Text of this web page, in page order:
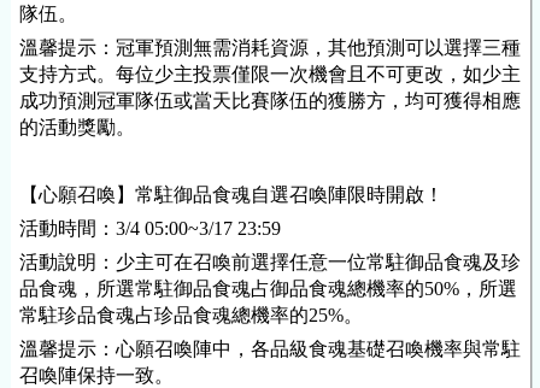
隊伍。
溫馨提示：冠軍預測無需消耗資源，其他預測可以選擇三種
支持方式。每位少主投票僅限一次機會且不可更改，如少主
成功預測冠軍隊伍或當天比賽隊伍的獲勝方，均可獲得相應
的活動獎勵。
【心願召喚】常駐御品食魂自選召喚陣限時開啟！
活動時間：3/4 05:00~3/17 23:59
活動說明：少主可在召喚前選擇任意一位常駐御品食魂及珍
品食魂，所選常駐御品食魂占御品食魂總機率的50%，所選
常駐珍品食魂占珍品食魂總機率的25%。
溫馨提示：心願召喚陣中，各品級食魂基礎召喚機率與常駐
召喚陣保持一致。